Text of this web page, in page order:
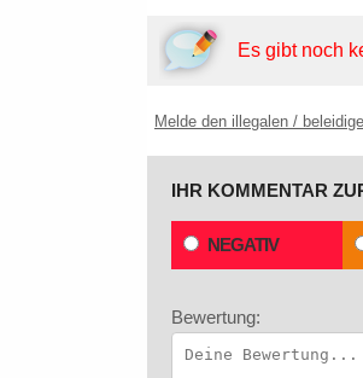
Es gibt noch
Melde den illegalen /
IHR KOMMENTAR
NEGATIV
Bewertung: